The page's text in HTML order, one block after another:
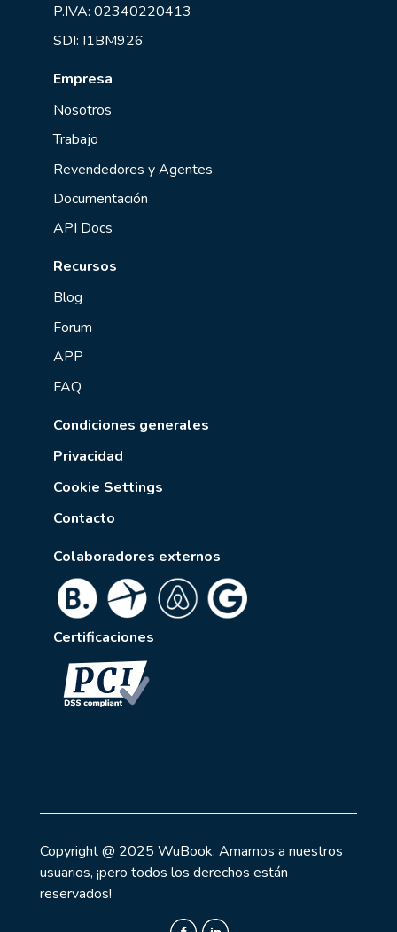
P.IVA: 02340220413
SDI: I1BM926
Empresa
Nosotros
Trabajo
Revendedores y Agentes
Documentación
API Docs
Recursos
Blog
Forum
APP
FAQ
Condiciones generales
Privacidad
Cookie Settings
Contacto
Colaboradores externos
Certificaciones
Copyright @ 2025 WuBook. Amamos a nuestros
usuarios, ¡pero todos los derechos están
reservados!